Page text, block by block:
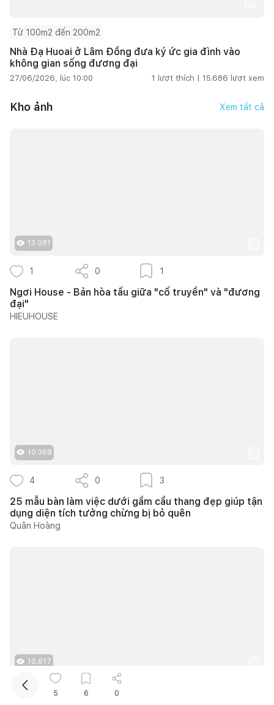
Từ 100m2 đến 200m2
Nhà Đạ Huoai ở Lâm Đồng đưa ký ức gia đình vào
không gian sống đương đại
27/06/2026, lúc 10:00 1 lượt thích | 15.686 lượt xem
Kho ảnh Xem tất cả
13.081
1 0 1
Ngơi House - Bản hòa tấu giữa "cổ truyền" và "đương
đại"
HIEUHOUSE
10.369
4 0 3
25 mẫu bàn làm việc dưới gầm cầu thang đẹp giúp tận
dụng diện tích tưởng chừng bị bỏ quên
Quân Hoàng
10.617
5 6 0